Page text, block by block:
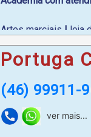
Artes marciais | loja
Horário de
WhatsApp: (46)
Portuga
(46) 99911-
ver mais...